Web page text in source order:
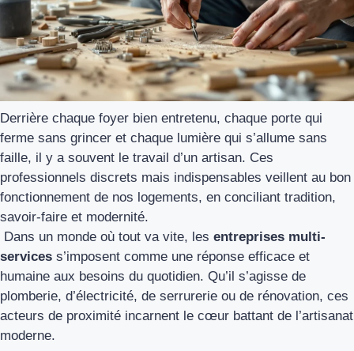
Derrière chaque foyer bien entretenu, chaque porte qui
ferme sans grincer et chaque lumière qui s’allume sans
faille, il y a souvent le travail d’un artisan. Ces
professionnels discrets mais indispensables veillent au bon
fonctionnement de nos logements, en conciliant tradition,
savoir-faire et modernité.
Dans un monde où tout va vite, les entreprises multi-
services s’imposent comme une réponse efficace et
humaine aux besoins du quotidien. Qu’il s’agisse de
plomberie, d’électricité, de serrurerie ou de rénovation, ces
acteurs de proximité incarnent le cœur battant de l’artisanat
moderne.